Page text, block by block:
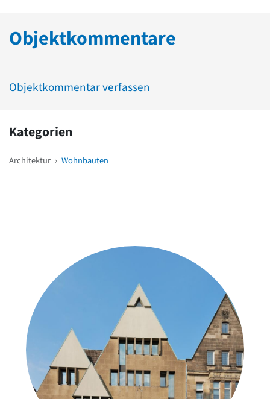
Objektkommentare
Objektkommentar verfassen
Kategorien
Architektur › Wohnbauten